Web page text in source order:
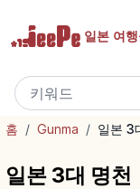
일본 여
홈 / Gunma / 일본 3
일본 3대 명천